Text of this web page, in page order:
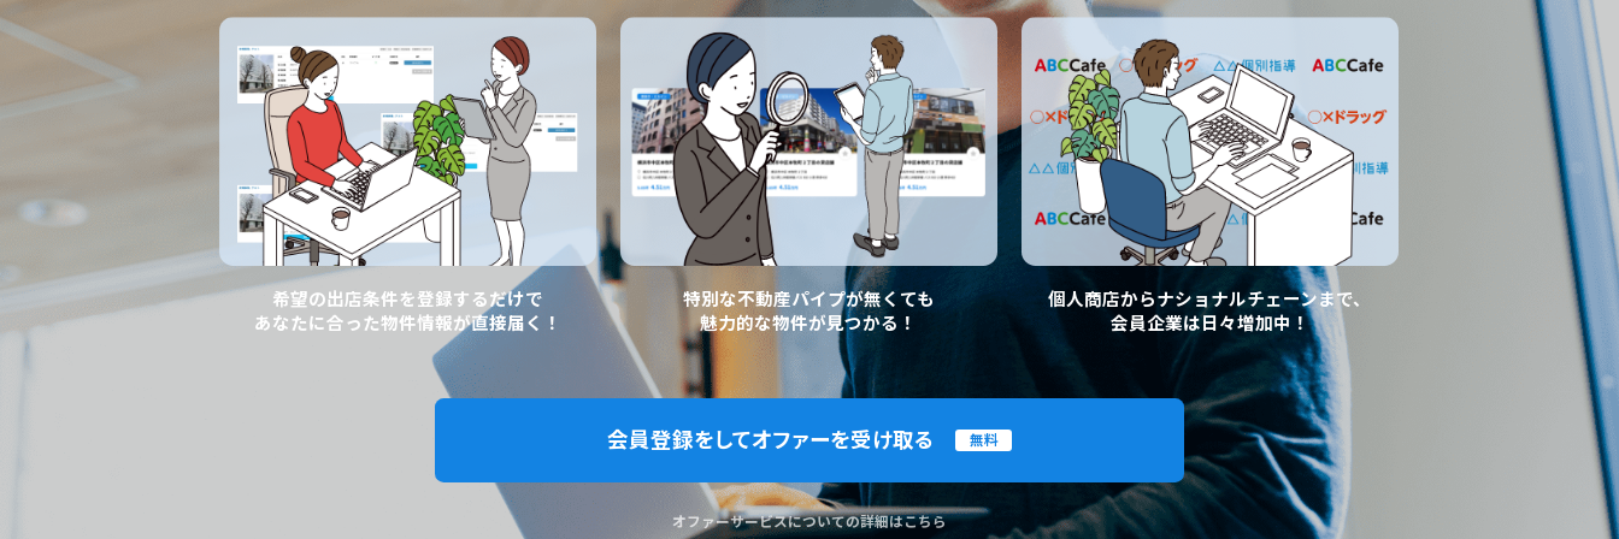
希望の出店条件を登録するだけで
あなたに合った物件情報が直接届く！
特別な不動産パイプが無くても
魅力的な物件が見つかる！
個人商店からナショナルチェーンまで、
会員企業は日々増加中！
会員登録をしてオファーを受け取る 無料
オファーサービスについての詳細はこちら